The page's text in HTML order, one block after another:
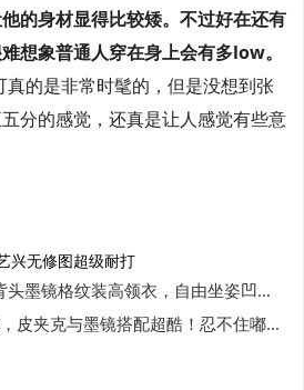
的身材显得比较矮。不过好在还有
想象普通人穿在身上会有多low。
的是非常时髦的，但是没想到张
分的感觉，还真是让人感觉有些意
兴无修图超级耐打
墨镜格纹装高领衣，自由坐姿凹造型
夹克与墨镜搭配超酷！忍不住嘟嘴很可爱